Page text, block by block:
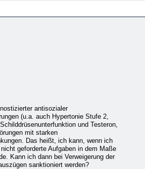
antisozialer
(u.a. auch Hypertonie Stufe 2,
und Testeron,
mit starken
Das heißt, ich kann, wenn ich
geforderte Aufgaben in dem Maße
Kann ich dann bei Verweigerung der
sanktioniert werden?